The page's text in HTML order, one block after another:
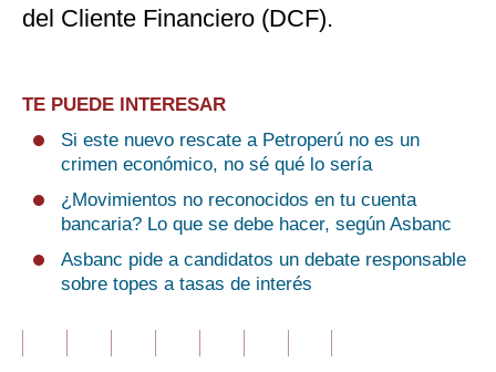
del Cliente Financiero (DCF).
TE PUEDE INTERESAR
Si este nuevo rescate a Petroperú no es un
crimen económico, no sé qué lo sería
¿Movimientos no reconocidos en tu cuenta
bancaria? Lo que se debe hacer, según Asbanc
Asbanc pide a candidatos un debate responsable
sobre topes a tasas de interés